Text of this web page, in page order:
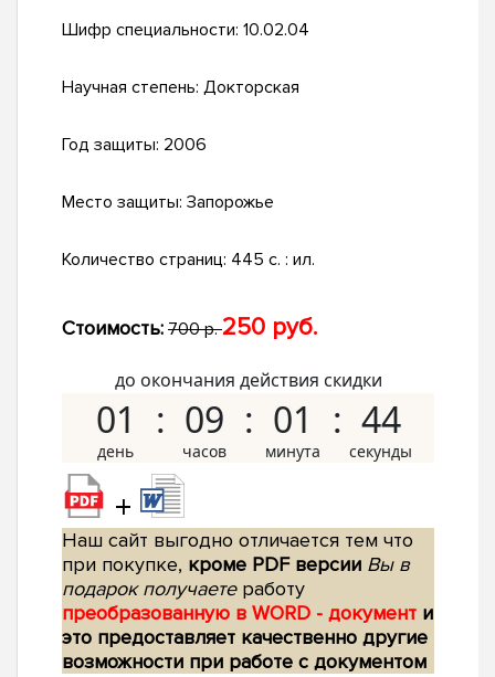
Шифр специальности: 10.02.04
Научная степень: Докторская
Год защиты: 2006
Место защиты: Запорожье
Количество страниц: 445 с. : ил.
Стоимость: 700 р.250 руб.
до окончания действия скидки
01 09 01 43
+
Наш сайт выгодно отличается тем что
при покупке, кроме PDF версии Вы в
подарок получаетеработу
преобразованную в WORD - документ и
это предоставляет качественно другие
возможности при работе с документом